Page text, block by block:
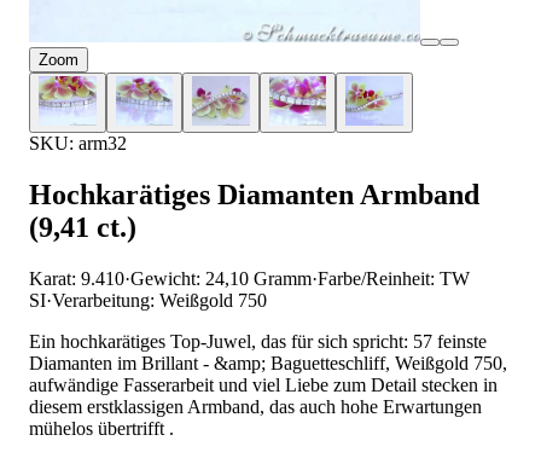
Zoom
SKU: arm32
Hochkarätiges Diamanten Armband
(9,41 ct.)
Karat: 9.410·Gewicht: 24,10 Gramm·Farbe/Reinheit: TW
SI·Verarbeitung: Weißgold 750
Ein hochkarätiges Top-Juwel, das für sich spricht: 57 feinste
Diamanten im Brillant - &amp; Baguetteschliff, Weißgold 750,
aufwändige Fasserarbeit und viel Liebe zum Detail stecken in
diesem erstklassigen Armband, das auch hohe Erwartungen
mühelos übertrifft .